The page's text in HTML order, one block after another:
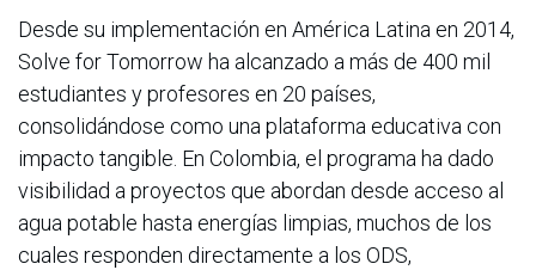
Desde su implementación en América Latina en 2014,
Solve for Tomorrow ha alcanzado a más de 400 mil
estudiantes y profesores en 20 países,
consolidándose como una plataforma educativa con
impacto tangible. En Colombia, el programa ha dado
visibilidad a proyectos que abordan desde acceso al
agua potable hasta energías limpias, muchos de los
cuales responden directamente a los ODS,